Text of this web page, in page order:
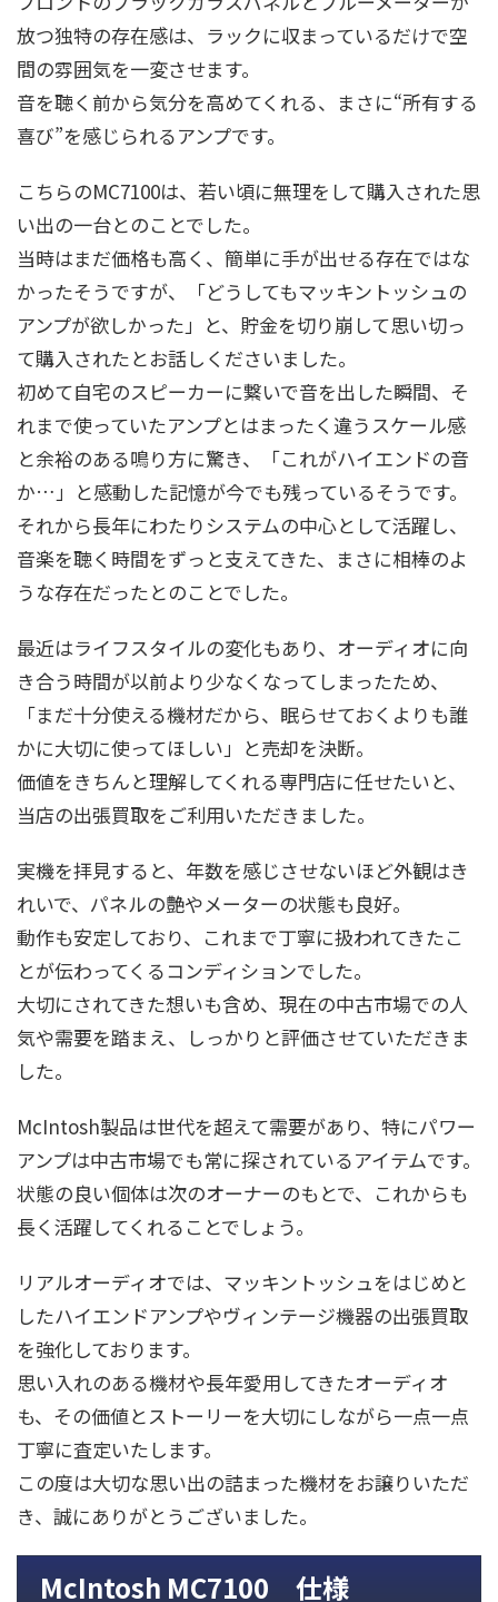
放つ独特の存在感は、ラックに収まっているだけで空
間の雰囲気を一変させます。
音を聴く前から気分を高めてくれる、まさに“所有する
喜び”を感じられるアンプです。
こちらのMC7100は、若い頃に無理をして購入された思
い出の一台とのことでした。
当時はまだ価格も高く、簡単に手が出せる存在ではな
かったそうですが、「どうしてもマッキントッシュの
アンプが欲しかった」と、貯金を切り崩して思い切っ
て購入されたとお話しくださいました。
初めて自宅のスピーカーに繋いで音を出した瞬間、そ
れまで使っていたアンプとはまったく違うスケール感
と余裕のある鳴り方に驚き、「これがハイエンドの音
か…」と感動した記憶が今でも残っているそうです。
それから長年にわたりシステムの中心として活躍し、
音楽を聴く時間をずっと支えてきた、まさに相棒のよ
うな存在だったとのことでした。
最近はライフスタイルの変化もあり、オーディオに向
き合う時間が以前より少なくなってしまったため、
「まだ十分使える機材だから、眠らせておくよりも誰
かに大切に使ってほしい」と売却を決断。
価値をきちんと理解してくれる専門店に任せたいと、
当店の出張買取をご利用いただきました。
実機を拝見すると、年数を感じさせないほど外観はき
れいで、パネルの艶やメーターの状態も良好。
動作も安定しており、これまで丁寧に扱われてきたこ
とが伝わってくるコンディションでした。
大切にされてきた想いも含め、現在の中古市場での人
気や需要を踏まえ、しっかりと評価させていただきま
した。
McIntosh製品は世代を超えて需要があり、特にパワー
アンプは中古市場でも常に探されているアイテムです。
状態の良い個体は次のオーナーのもとで、これからも
長く活躍してくれることでしょう。
リアルオーディオでは、マッキントッシュをはじめと
したハイエンドアンプやヴィンテージ機器の出張買取
を強化しております。
思い入れのある機材や長年愛用してきたオーディオ
も、その価値とストーリーを大切にしながら一点一点
丁寧に査定いたします。
この度は大切な思い出の詰まった機材をお譲りいただ
き、誠にありがとうございました。
McIntosh MC7100 仕様